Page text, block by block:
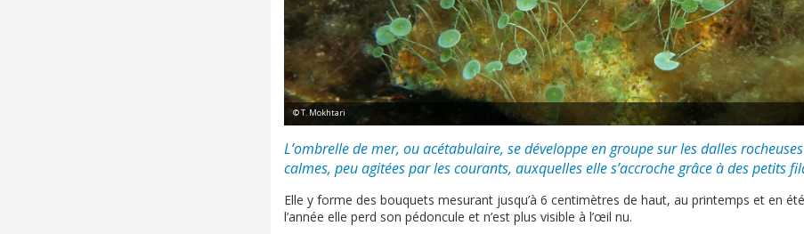
© T. Mokhtari
L’ombrelle de mer, ou acétabulaire, se développe en groupe sur les dalles
calmes, peu agitées par les courants, auxquelles elle s’accroche grâce à des petits
Elle y forme des bouquets mesurant jusqu’à 6 centimètres de haut, au printemps et en
l’année elle perd son pédoncule et n’est plus visible à l’œil nu.